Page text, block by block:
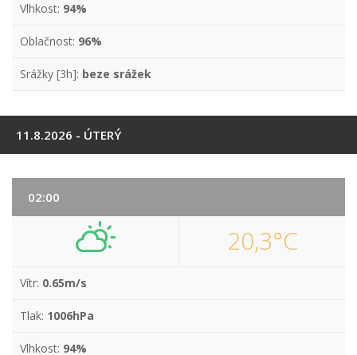
Vlhkost: 94%
Oblačnost: 96%
Srážky [3h]: beze srážek
11.8.2026 - ÚTERÝ
02:00
20,3°C
Vítr: 0.65m/s
Tlak: 1006hPa
Vlhkost: 94%